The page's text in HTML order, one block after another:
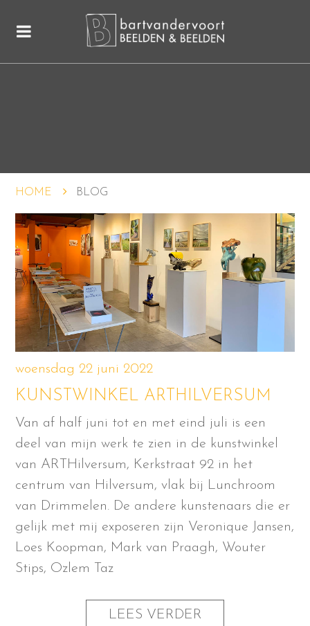
HOME BLOG
woensdag 22 juni 2022
KUNSTWINKEL ARTHILVERSUM
Van af half juni tot en met eind juli is een
deel van mijn werk te zien in de kunstwinkel
van ARTHilversum, Kerkstraat 92 in het
centrum van Hilversum, vlak bij Lunchroom
van Drimmelen. De andere kunstenaars die er
gelijk met mij exposeren zijn Veronique Jansen,
Loes Koopman, Mark van Praagh, Wouter
Stips, Ozlem Taz
LEES VERDER